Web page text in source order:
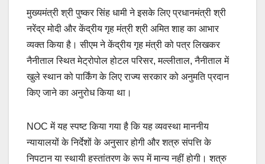
मुख्यमंत्री श्री पुष्कर सिंह धामी ने इसके लिए प्रधानमंत्री श्री
नरेंद्र मोदी और केंद्रीय गृह मंत्री श्री अमित शाह का आभार
व्यक्त किया है। सीएम ने केंद्रीय गृह मंत्री को पत्र लिखकर
नैनीताल स्थित मेट्रोपोल होटल परिसर, मल्लीताल, नैनीताल में
खुले स्थान को पार्किंग के लिए राज्य सरकार को अनुमति प्रदान
किए जाने का अनुरोध किया था।
NOC में यह स्पष्ट किया गया है कि यह व्यवस्था माननीय
न्यायालयों के निर्देशों के अनुसार होगी और शत्रु संपत्ति के
निपटान या स्थायी हस्तांतरण के रूप में मान्य नहीं होगी। शत्रु